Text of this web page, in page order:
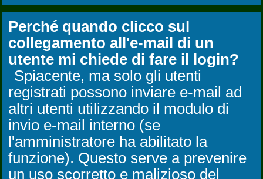
Perché quando clicco sul
collegamento all'e-mail di un
utente mi chiede di fare il login?
Spiacente, ma solo gli utenti
registrati possono inviare e-mail ad
altri utenti utilizzando il modulo di
invio e-mail interno (se
l'amministratore ha abilitato la
funzione). Questo serve a prevenire
un uso scorretto e malizioso del